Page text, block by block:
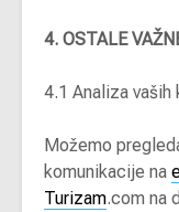
4. OSTALE
4.1 Analiza vaših
Možemo
komunikacije na
Turizam.com na